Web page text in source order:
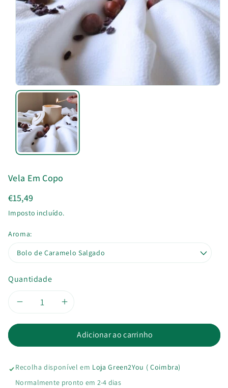
u
t
Vela Em Copo
€15,49
Imposto incluído.
Aroma:
Quantidade
Diminuir
de
Aumentar
de
Adicionar ao carrinho
Recolha disponível em Loja Green2You ( Coimbra)
Normalmente pronto em 2-4 dias